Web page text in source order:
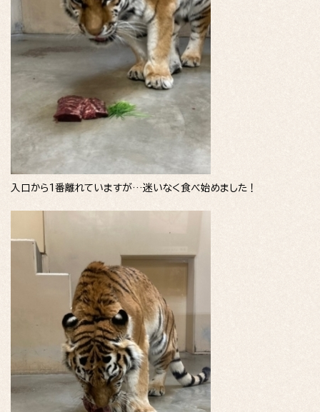
入口から1番離れていますが…迷いなく食べ始めました！